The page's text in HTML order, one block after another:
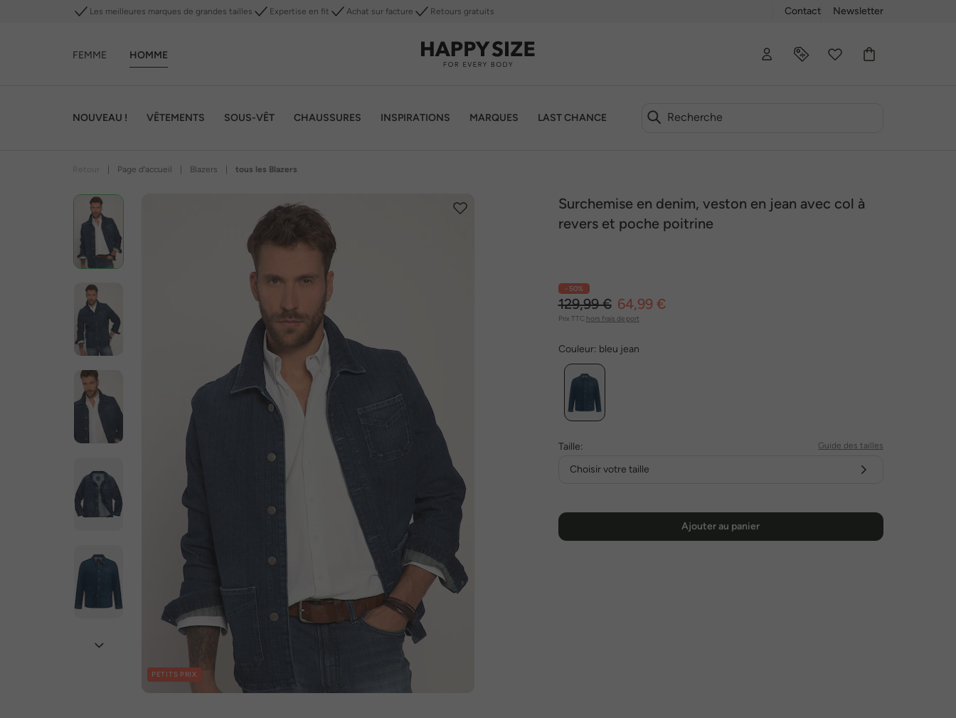
Les meilleures marques de grandes tailles Expertise en fit Achat sur facture Retours gratuits Contact Newsletter
FEMME HOMME
NOUVEAU ! VÊTEMENTS SOUS-VÊT CHAUSSURES INSPIRATIONS MARQUES LAST CHANCE
Page d’accueil Blazers tous les Blazers
PETITS PRIX
Surchemise en denim, veston en jean avec col à
revers et poche poitrine
- 50%
129,99 € 64,99 €
Prix TTC hors frais de port
Couleur: bleu jean
Taille: Guide des tailles
Choisir votre taille
Ajouter au panier